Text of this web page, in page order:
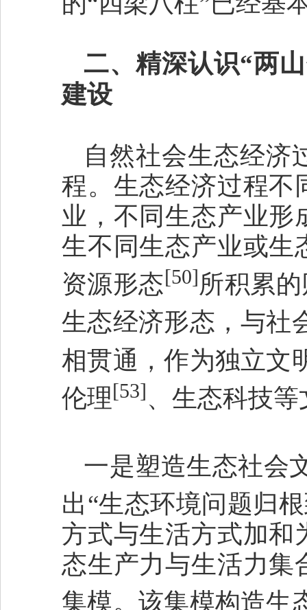
二、精深认识“两
建设
自然社会生态经济
程。生态经济过程不
业，不同生态产业形
生不同生态产业或生
资源形态[50]所积累
生态经济形态，与社
相贯通，作为独立文
伦理[53]、生态科技等
一是塑造生态社会
出“生态环境问题归
方式与生活方式加和
态生产力与生活力集
集模。该集模构造生